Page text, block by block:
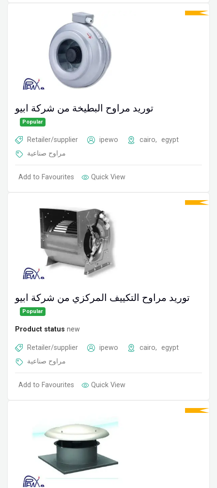
توريد مراوح البطيخة من شركة ابيو
Popular
Retailer/supplier ipewo cairo,
egypt
مراوح صناعية
Add to Favourites Quick View
توريد مراوح التكييف المركزي من شركة ابيو
Popular
Product status new
Retailer/supplier ipewo cairo,
egypt
مراوح صناعية
Add to Favourites Quick View